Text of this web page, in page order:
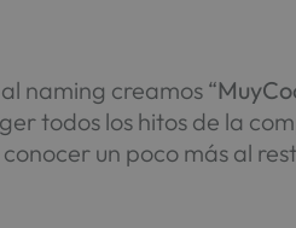
naming creamos “
todos los hitos de la
un poco más al